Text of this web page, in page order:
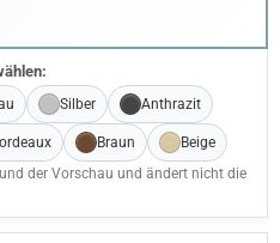
Silber Anthrazit
Braun
Beige
der Vorschau und ändert nicht die